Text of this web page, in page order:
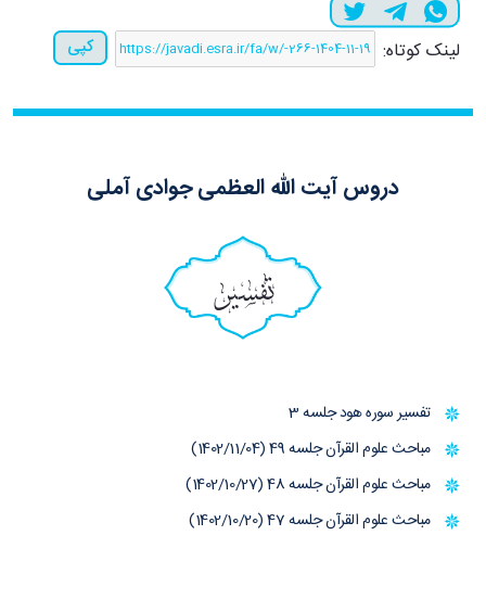
لینک کوتاه: کپی
دروس آیت الله العظمی جوادی آملی
تفسیر
تفسیر سوره هود جلسه 3
مباحث علوم القرآن جلسه 49 (1402/11/04)
مباحث علوم القرآن جلسه 48 (1402/10/27)
مباحث علوم القرآن جلسه 47 (1402/10/20)